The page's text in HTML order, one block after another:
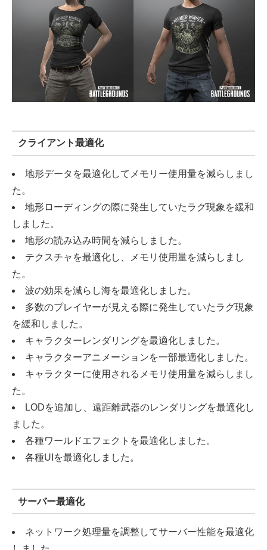
クライアント最適化
地形データを最適化してメモリー使用量を減らしまし
た。
地形ローディングの際に発生していたラグ現象を緩和
しました。
地形の読み込み時間を減らしました。
テクスチャを最適化し、メモリ使用量を減らしまし
た。
波の効果を減らし海を最適化しました。
多数のプレイヤーが見える際に発生していたラグ現象
を緩和しました。
キャラクターレンダリングを最適化しました。
キャラクターアニメーションを一部最適化しました。
キャラクターに使用されるメモリ使用量を減らしまし
た。
LODを追加し、遠距離武器のレンダリングを最適化し
ました。
各種ワールドエフェクトを最適化しました。
各種UIを最適化しました。
サーバー最適化
ネットワーク処理量を調整してサーバー性能を最適化